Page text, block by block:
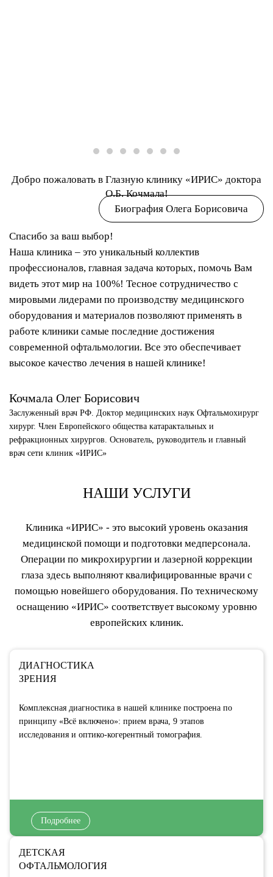
Удалить катаракту - всего 10 минут
Вместо тысячи линз
ТОП-10 ЧАСТНЫХ КЛИНИК
ПОРА ПРОВЕРИТЬ ЗРЕНИЕ!
ЗДОРОВОЕ ЗРЕНИЕ
Рассрочка на все
Добро пожаловать в Глазную клинику «ИРИС» доктора
О.Б. Кочмала!
Биография Олега Борисовича
Спасибо за ваш выбор!
Наша клиника – это уникальный коллектив
профессионалов, главная задача которых, помочь Вам
видеть этот мир на 100%! Тесное сотрудничество с
мировыми лидерами по производству медицинского
оборудования и материалов позволяют применять в
работе клиники самые последние достижения
современной офтальмологии. Все это обеспечивает
высокое качество лечения в нашей клинике!
Кочмала Олег Борисович
Заслуженный врач РФ. Доктор медицинских наук Офтальмохирург
хирург. Член Европейского общества катарактальных и
рефракционных хирургов. Основатель, руководитель и главный
врач сети клиник «ИРИС»
НАШИ УСЛУГИ
Клиника «ИРИС» - это высокий уровень оказания
медицинской помощи и подготовки медперсонала.
Операции по микрохирургии и лазерной коррекции
глаза здесь выполняют квалифицированные врачи с
помощью новейшего оборудования. По техническому
оснащению «ИРИС» соответствует высокому уровню
европейских клиник.
ДИАГНОСТИКА
ЗРЕНИЯ
Комплексная диагностика в нашей клинике построена по
принципу «Всё включено»: прием врача, 9 этапов
исследования и оптико-когерентный томография.
Подробнее
ДЕТСКАЯ
ОФТАЛЬМОЛОГИЯ